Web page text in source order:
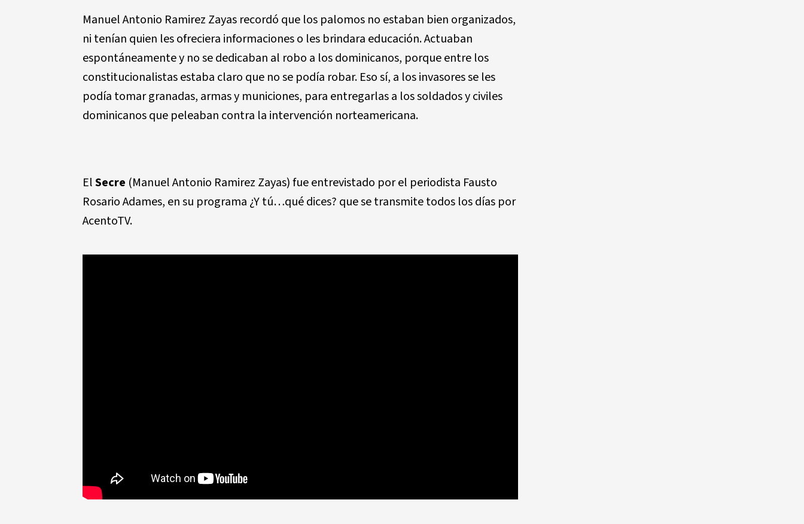
Manuel Antonio Ramirez Zayas recordó que los palomos no estaban bien organizados,
ni tenían quien les ofreciera informaciones o les brindara educación. Actuaban
espontáneamente y no se dedicaban al robo a los dominicanos, porque entre los
constitucionalistas estaba claro que no se podía robar. Eso sí, a los invasores se les
podía tomar granadas, armas y municiones, para entregarlas a los soldados y civiles
dominicanos que peleaban contra la intervención norteamericana.
ElSecre (Manuel Antonio Ramirez Zayas)fue entrevistado por el periodista Fausto
Rosario Adames, en su programa ¿Y tú…qué dices? que se transmite todos los días por
AcentoTV.